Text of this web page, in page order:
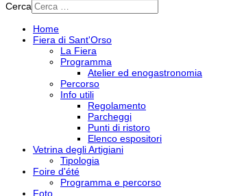
Cerca
Home
Fiera di Sant'Orso
La Fiera
Programma
Atelier ed enogastronomia
Percorso
Info utili
Regolamento
Parcheggi
Punti di ristoro
Elenco espositori
Vetrina degli Artigiani
Tipologia
Foire d'été
Programma e percorso
Foto